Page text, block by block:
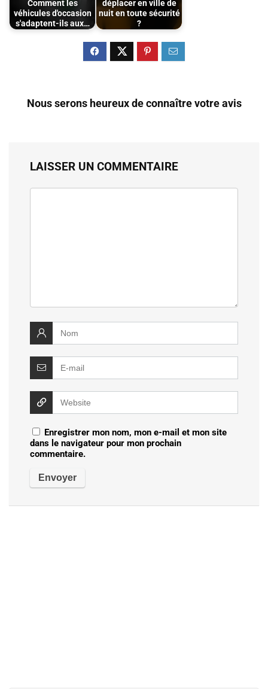
Comment les
véhicules d'occasion
s'adaptent-ils aux…
déplacer en ville de
nuit en toute sécurité
?
Nous serons heureux de connaître votre avis
LAISSER UN COMMENTAIRE
Enregistrer mon nom, mon e-mail et mon site
dans le navigateur pour mon prochain
commentaire.